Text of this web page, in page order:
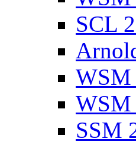
SCL
WSM
WSM
SSM